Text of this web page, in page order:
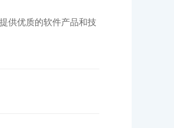
供优质的软件产品和技